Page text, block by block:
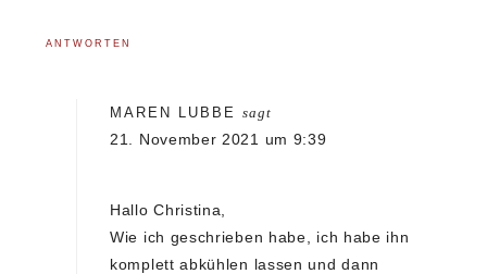
ANTWORTEN
MAREN LUBBE sagt
21. November 2021 um 9:39
Hallo Christina,
Wie ich geschrieben habe, ich habe ihn
komplett abkühlen lassen und dann